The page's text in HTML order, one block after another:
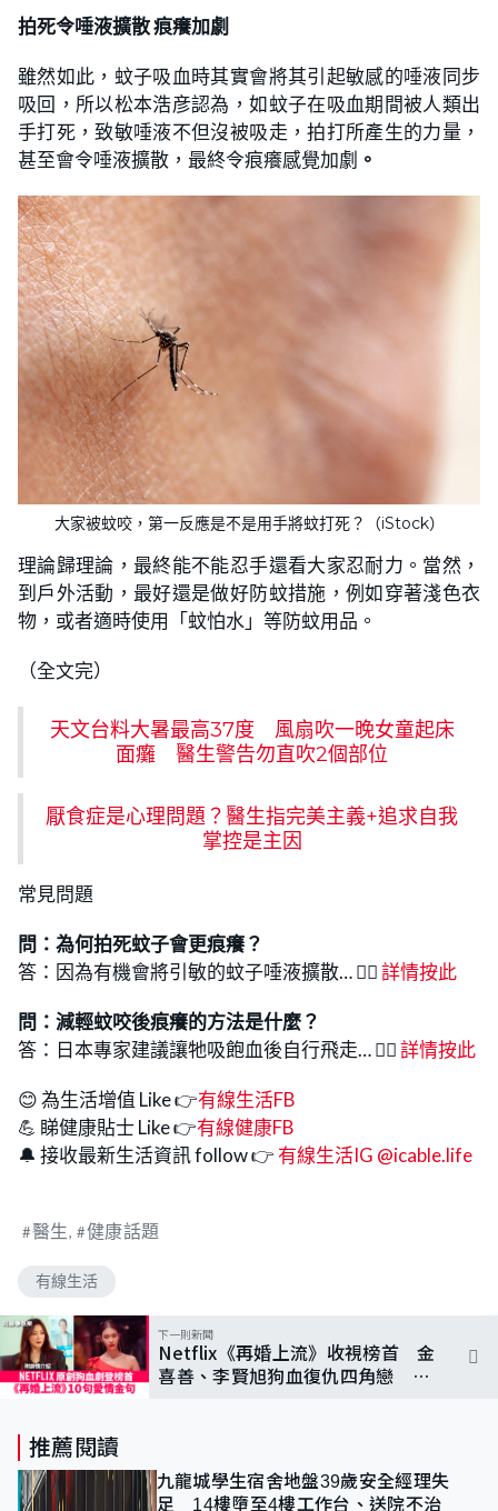
拍死令唾液擴散 痕癢加劇
雖然如此，蚊子吸血時其實會將其引起敏感的唾液同步
吸回，所以松本浩彦認為，如蚊子在吸血期間被人類出
手打死，致敏唾液不但沒被吸走，拍打所產生的力量，
甚至會令唾液擴散，最終令痕癢感覺加劇 。
大家被蚊咬，第一反應是不是用手將蚊打死？（iStock）
理論歸理論，最終能不能忍手還看大家忍耐力。當然，
到戶外活動，最好還是做好防蚊措施，例如穿著淺色衣
物，或者適時使用「蚊怕水」等防蚊用品。
（全文完）
天文台料大暑最高37度 風扇吹一晚女童起床
面癱 醫生警告勿直吹2個部位
厭食症是心理問題？醫生指完美主義+追求自我
掌控是主因
常見問題
問：為何拍死蚊子會更痕癢？
答：因為有機會將引敏的蚊子唾液擴散… 👉🏻詳情按此
問： 減輕蚊咬後痕癢的方法是什麼？
答：日本專家建議讓牠吸飽血後自行飛走… 👉🏻詳情按此
😊 為生活增值 Like 👉有線生活FB
💪 睇健康貼士 Like 👉有線健康FB
🔔 接收最新生活資訊 follow 👉 有線生活IG @icable.life
醫生 健康話題
有線生活
下一則新聞
Netflix《再婚上流》收視榜首 金
喜善、李賢旭狗血復仇四角戀 10
推薦閱讀
九龍城學生宿舍地盤39歲安全經理失
足 14樓墮至4樓工作台、送院不治